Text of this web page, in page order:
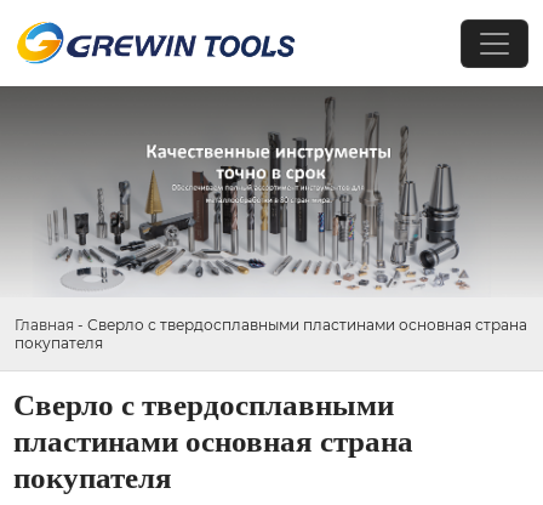
Главная - Сверло с твердосплавными пластинами основная страна
покупателя
Сверло с твердосплавными
пластинами основная страна
покупателя